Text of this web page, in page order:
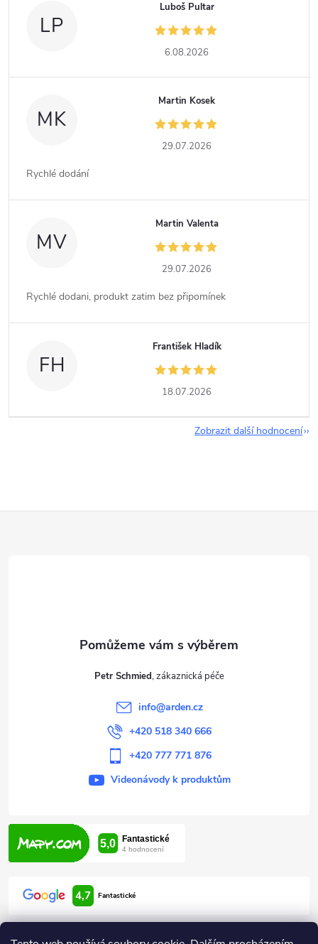
LP
Luboš Pultar
6.08.2026
MK
Martin Kosek
29.07.2026
Rychlé dodání
MV
Martin Valenta
29.07.2026
Rychlé dodani, produkt zatim bez připomínek
FH
František Hladík
18.07.2026
Zobrazit další hodnocení
Petr Schmied
info@arden.cz
+420 518 340 666
+420 777 771 876
Videonávody k produktům
4,7 Fantastické